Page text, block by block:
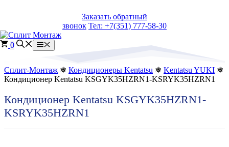
Заказать обратный
звонок Тел: +7(351) 777-58-30
0 Меню
Сплит-Монтаж ❅ Кондиционеры Kentatsu ❅ Kentatsu YUKI ❅
Кондиционер Kentatsu KSGYK35HZRN1-KSRYK35HZRN1
Кондиционер Kentatsu KSGYK35HZRN1-
KSRYK35HZRN1